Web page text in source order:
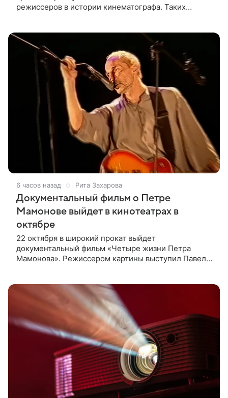
режиссеров в истории кинематографа. Таких
6 часов назад Рита Захарова
Документальный фильм о Петре
Мамонове выйдет в кинотеатрах в
октябре
22 октября в широкий прокат выйдет
документальный фильм «Четыре жизни Петра
Мамонова». Режиссером картины выступил Павел